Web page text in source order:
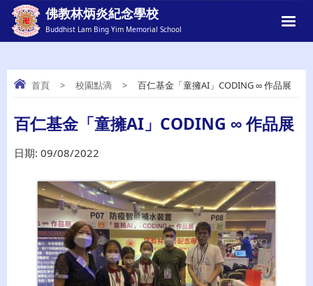
佛教林炳炎紀念學校
Buddhist Lam Bing Yim Memorial School
百仁基金「童擁AI」CODING ∞ 作品展
首頁 > 校園點滴 > 百仁基金「童擁AI」CODING ∞ 作品展
百仁基金「童擁AI」CODING ∞ 作品展
日期: 09/08/2022